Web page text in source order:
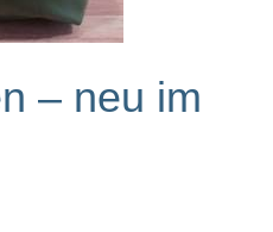
– neu im